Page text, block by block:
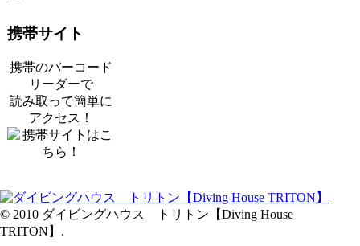
携帯サイト
携帯のバーコード
リーダーで
読み取って簡単に
アクセス！
© 2010 ダイビングハウス トリトン【Diving House
TRITON】.